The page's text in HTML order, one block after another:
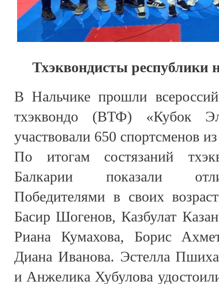
Тхэквондисты республики
В Нальчике прошли
тхэквондо (ВТФ) «Кубок
участвовали 650 спортсменов
По итогам состязаний
Балкарии показали
Победителями в своих
Басир Шогенов, Казбулат
Риана Кумахова, Борис
Диана Иванова. Эстелла
и Анжелика Хубулова